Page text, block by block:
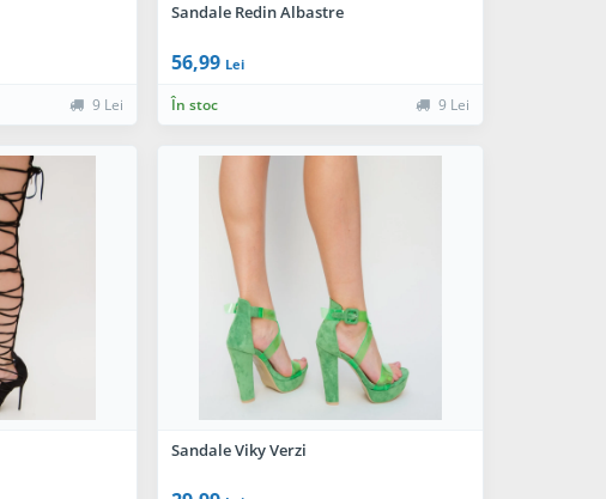
9 Lei
Sandale Redin Albastre
56,99 Lei
În stoc 9 Lei
Sandale Viky Verzi